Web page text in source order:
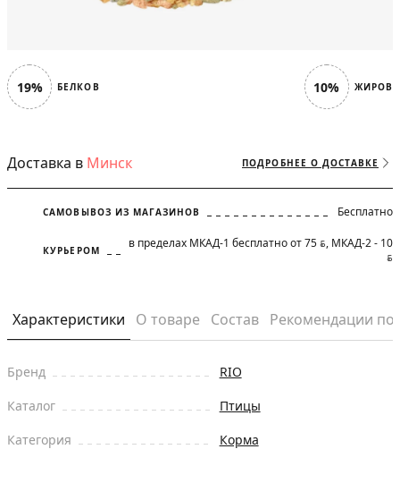
19% БЕЛКОВ 10% ЖИРОВ
Доставка в Минск ПОДРОБНЕЕ О ДОСТАВКЕ
САМОВЫВОЗ ИЗ МАГАЗИНОВ Бесплатно
КУРЬЕРОМ в пределах МКАД-1 бесплатно от 75 BYN, МКАД-2 - 10
BYN
Характеристики О товаре Состав Рекомендации
Бренд
RIO
Каталог
Птицы
Категория
Корма